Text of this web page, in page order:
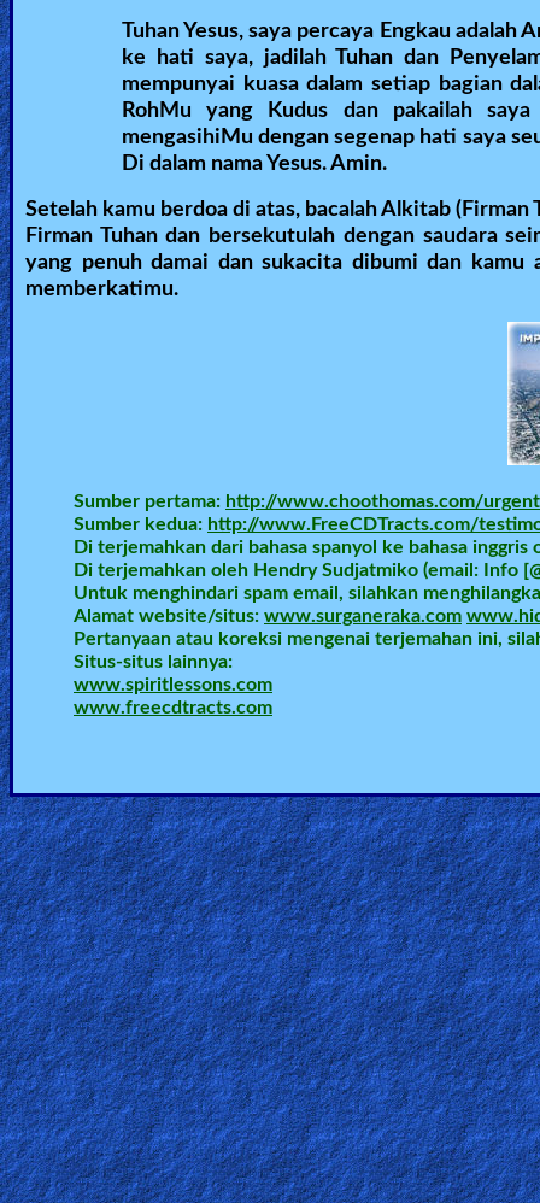
Tuhan Yesus, saya percaya Engkau adalah
ke hati saya, jadilah Tuhan dan
mempunyai kuasa dalam setiap bagian
RohMu yang Kudus dan pakailah
mengasihiMu dengan segenap hati saya
Di dalam nama Yesus. Amin.
Setelah kamu berdoa di atas, bacalah Alkitab
Firman Tuhan dan bersekutulah dengan saudara
yang penuh damai dan sukacita dibumi dan kamu
memberkatimu.
Sumber pertama: http://www.choothomas.com/
Sumber kedua: http://www.FreeCDTracts.com/
Di terjemahkan dari bahasa spanyol ke bahasa inggris
Di terjemahkan oleh Hendry Sudjatmiko (email: Info
Untuk menghindari spam email, silahkan
Alamat website/situs: www.surganeraka.com
Pertanyaan atau koreksi mengenai terjemahan ini,
Situs-situs lainnya:
www.spiritlessons.com
www.freecdtracts.com